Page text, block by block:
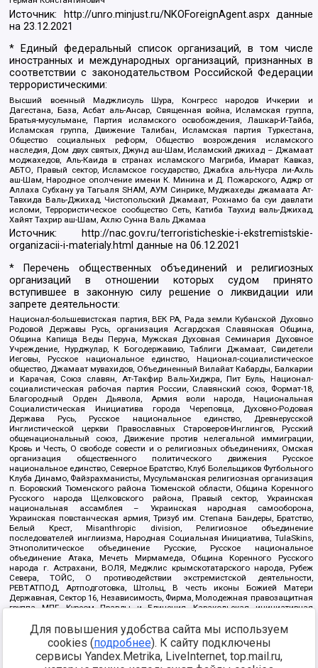
Источник: http://unro.minjust.ru/NKOForeignAgent.aspxданные
на23.12.2021
* Единый федеральный список организаций, в том числе
иностранных и международных организаций, признанных в
соответствии с законодательством Российской Федерации
террористическими:
Высший военный Маджлисуль Шура, Конгресс народов Ичкерии и
Дагестана, База, Асбат аль-Ансар, Священная война, Исламская группа,
Братья-мусульмане, Партия исламского освобождения, Лашкар-И-Тайба,
Исламская группа, Движение Талибан, Исламская партия Туркестана,
Общество социальных реформ, Общество возрождения исламского
наследия, Дом двух святых, Джунд аш-Шам, Исламский джихад – Джамаат
моджахедов, Аль-Каида в странах исламского Магриба, Имарат Кавказ,
АБТО, Правый сектор, Исламское государство, Джабха аль-Нусра ли-Ахль
аш-Шам, Народное ополчение имени К. Минина и Д. Пожарского, Аджр от
Аллаха Субхану уа Тагьаля SHAM, АУМ Синрике, Муджахеды джамаата Ат-
Тавхида Валь-Джихад, Чистопольский Джамаат, Рохнамо ба суи давлати
исломи, Террористическое сообщество Сеть, Катиба Таухид валь-Джихад,
Хайят Тахрир аш-Шам, Ахлю Сунна Валь Джамаа
Источник:
http://nac.gov.ru/terroristicheskie-i-ekstremistskie-
organizacii-i-materialy.html данные на06.12.2021
* Перечень общественных объединений и религиозных
организаций в отношении которых судом принято
вступившее в законную силу решение о ликвидации или
запрете деятельности:
Национал-большевистская партия, ВЕК РА, Рада земли Кубанской Духовно
Родовой Державы Русь, организация Асгардская Славянская Община,
Община Капища Веды Перуна, Мужская Духовная Семинария Духовное
Учреждение, Нурджулар, К Богодержавию, Таблиги Джамаат, Свидетели
Иеговы, Русское национальное единство, Национал-социалистическое
общество, Джамаат мувахидов, Объединенный Вилайат Кабарды, Балкарии
и Карачая, Союз славян, Ат-Такфир Валь-Хиджра, Пит Буль, Национал-
социалистическая рабочая партия России, Славянский союз, Формат-18,
Благородный Орден Дьявола, Армия воли народа, Национальная
Социалистическая Инициатива города Череповца, Духовно-Родовая
Держава Русь, Русское национальное единство, Древнерусской
Инглистической церкви Православных Староверов-Инглингов, Русский
общенациональный союз, Движение против нелегальной иммиграции,
Кровь и Честь, О свободе совести и о религиозных объединениях, Омская
организация общественного политического движения Русское
национальное единство, Северное Братство, Клуб Болельщиков Футбольного
Клуба Динамо, Файзрахманисты, Мусульманская религиозная организация
п. Боровский Тюменского района Тюменской области, Община Коренного
Русского народа Щелковского района, Правый сектор, Украинская
национальная ассамблея – Украинская народная самооборона,
Украинская повстанческая армия, Тризуб им. Степана Бандеры, Братство,
Белый Крест, Misanthropic division, Религиозное объединение
последователей инглиизма, Народная Социальная Инициатива, TulaSkins,
Этнополитическое объединение Русские, Русское национальное
объединение Атака, Мечеть Мирмамеда, Община Коренного Русского
народа г. Астрахани, ВОЛЯ, Меджлис крымскотатарского народа, Рубеж
Севера, ТОЙС, О противодействии экстремистской деятельности,
РЕВТАТПОД, Артподготовка, Штольц, В честь иконы Божией Матери
Державная, Сектор 16, Независимость, Фирма, Молодежная правозащитная
группа МПГ, Курсом Правды и Единения, Каракольская инициативная
Благотворительный пансионат Ак Умут, Русская республика Русь,
Арестантское уголовное единство, Башкорт, Нация и свобода, W.H.С., Фалунь
Дафа, Иртыш Ultras, Русский Патриотический клуб-Новокузнецк/РПК,
Сибирский державный союз, Фонд борьбы с коррупцией, Фонд защиты прав
Для повышения удобства сайта мы используем
cookies (подробнее). К сайту подключены
сервисы Yandex.Metrika, LiveInternet, top.mail.ru,